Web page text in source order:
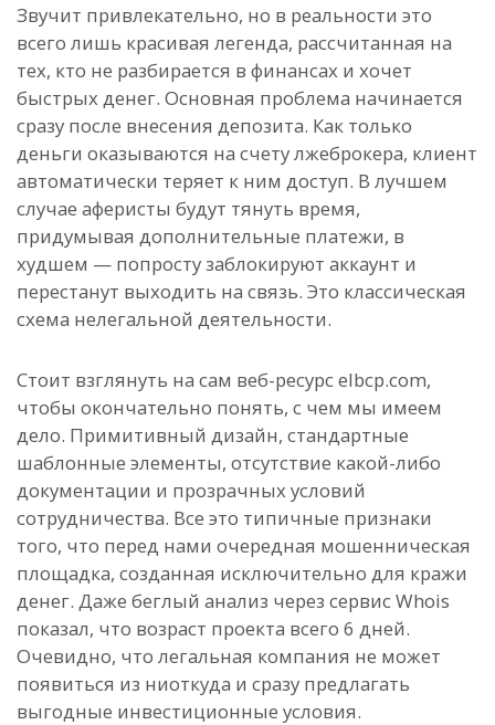
Звучит привлекательно, но в реальности это
всего лишь красивая легенда, рассчитанная на
тех, кто не разбирается в финансах и хочет
быстрых денег. Основная проблема начинается
сразу после внесения депозита. Как только
деньги оказываются на счету лжеброкера, клиент
автоматически теряет к ним доступ. В лучшем
случае аферисты будут тянуть время,
придумывая дополнительные платежи, в
худшем — попросту заблокируют аккаунт и
перестанут выходить на связь. Это классическая
схема нелегальной деятельности.
Стоит взглянуть на сам веб-ресурс elbcp.com,
чтобы окончательно понять, с чем мы имеем
дело. Примитивный дизайн, стандартные
шаблонные элементы, отсутствие какой-либо
документации и прозрачных условий
сотрудничества. Все это типичные признаки
того, что перед нами очередная мошенническая
площадка, созданная исключительно для кражи
денег. Даже беглый анализ через сервис Whois
показал, что возраст проекта всего 6 дней.
Очевидно, что легальная компания не может
появиться из ниоткуда и сразу предлагать
выгодные инвестиционные условия.